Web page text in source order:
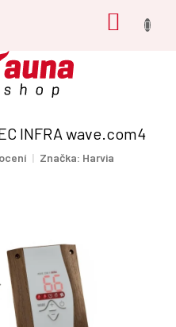
INFRA wave.com4
Značka: Harvia